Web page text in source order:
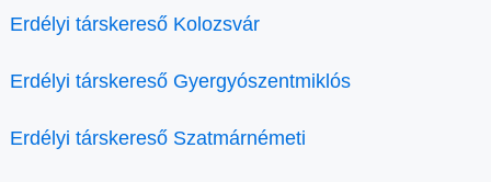
Erdélyi társkereső Kolozsvár
Erdélyi társkereső Gyergyószentmiklós
Erdélyi társkereső Szatmárnémeti